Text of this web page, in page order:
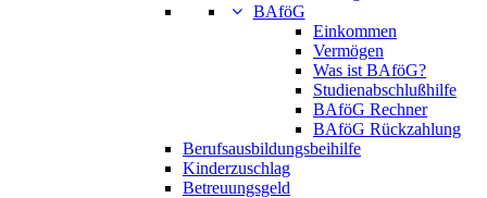
BAföG
Einkommen
Vermögen
Was ist BAföG?
Studienabschlußhilfe
BAföG Rechner
BAföG Rückzahlung
Berufsausbildungsbeihilfe
Kinderzuschlag
Betreuungsgeld